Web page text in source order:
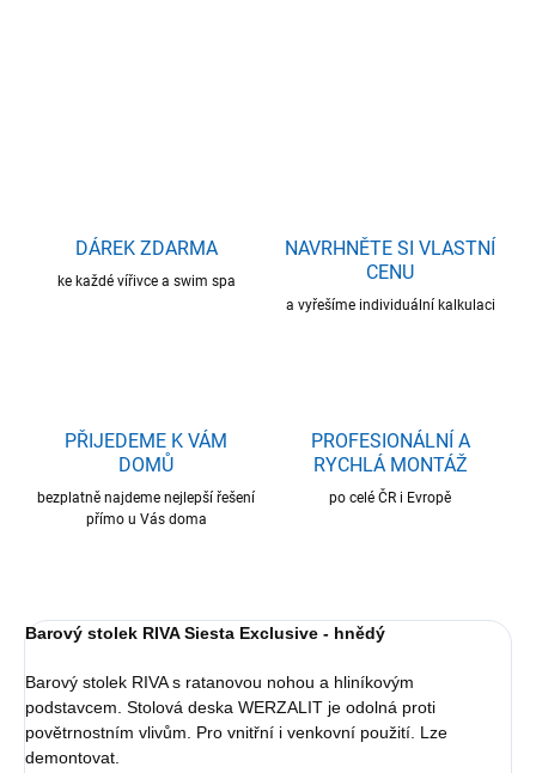
DÁREK ZDARMA
ke každé vířivce a swim spa
NAVRHNĚTE SI VLASTNÍ
CENU
a vyřešíme individuální kalkulaci
PŘIJEDEME K VÁM
DOMŮ
bezplatně najdeme nejlepší řešení
přímo u Vás doma
PROFESIONÁLNÍ A
RYCHLÁ MONTÁŽ
po celé ČR i Evropě
Barový stolek RIVA Siesta Exclusive - hnědý
Barový stolek RIVA s ratanovou nohou a hliníkovým
podstavcem. Stolová deska WERZALIT je odolná proti
povětrnostním vlivům. Pro vnitřní i venkovní použití. Lze
demontovat.